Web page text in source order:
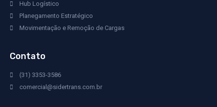
Hub Logístico
Planegamento Estratégico
Movimentação e Remoção de Cargas
Contato
(31) 3353-3586
comercial@sidertrans.com.br